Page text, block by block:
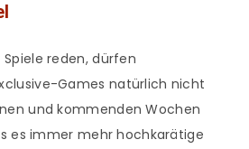
reden, dürfen
Games natürlich nicht
und kommenden Wochen
es immer mehr hochkarätige